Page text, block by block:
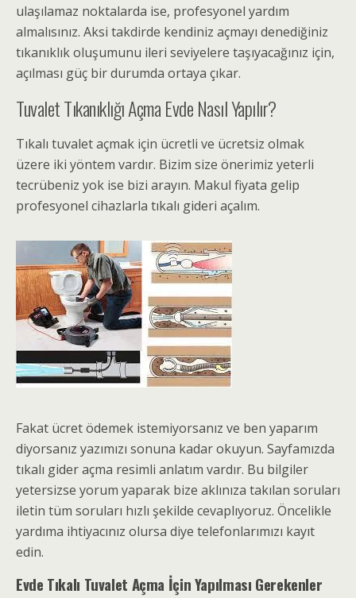
ulaşılamaz noktalarda ise, profesyonel yardım
almalısınız. Aksi takdirde kendiniz açmayı denediğiniz
tıkanıklık oluşumunu ileri seviyelere taşıyacağınız için,
açılması güç bir durumda ortaya çıkar.
Tuvalet Tıkanıklığı AçmaEvde Nasıl Yapılır?
Tıkalı tuvalet açmak için ücretli ve ücretsiz olmak
üzere iki yöntem vardır. Bizim size önerimiz yeterli
tecrübeniz yok ise bizi arayın. Makul fiyata gelip
profesyonel cihazlarla tıkalı gideri açalım.
Fakat ücret ödemek istemiyorsanız ve ben yaparım
diyorsanız yazımızı sonuna kadar okuyun. Sayfamızda
tıkalı gider açma resimli anlatım vardır. Bu bilgiler
yetersizse yorum yaparak bize aklınıza takılan soruları
iletin tüm soruları hızlı şekilde cevaplıyoruz. Öncelikle
yardıma ihtiyacınız olursa diye telefonlarımızı kayıt
edin.
Evde Tıkalı Tuvalet Açma İçin Yapılması Gerekenler